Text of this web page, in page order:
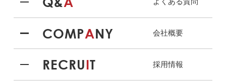
COMPANY 会社概要
RECRUIT 採用情報